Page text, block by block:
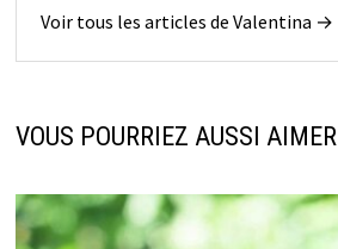
Voir tous les articles de Valentina →
VOUS POURRIEZ AUSSI AIMER